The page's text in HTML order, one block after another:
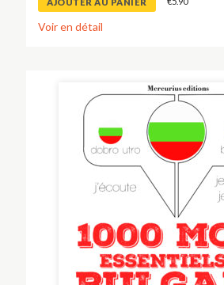
AJOUTER AU PANIER
Voir en détail